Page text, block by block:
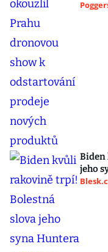
Biden
jeho